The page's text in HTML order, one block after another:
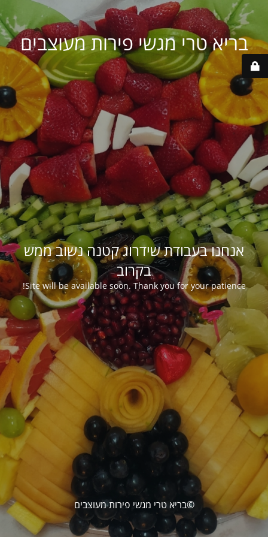
בריא טרי מגשי פירות מעוצבים
אנחנו בעבודת שידרוג קטנה נשוב ממש
בקרוב
Site will be available soon. Thank you for your patience!
©בריא טרי מגשי פירות מעוצבים